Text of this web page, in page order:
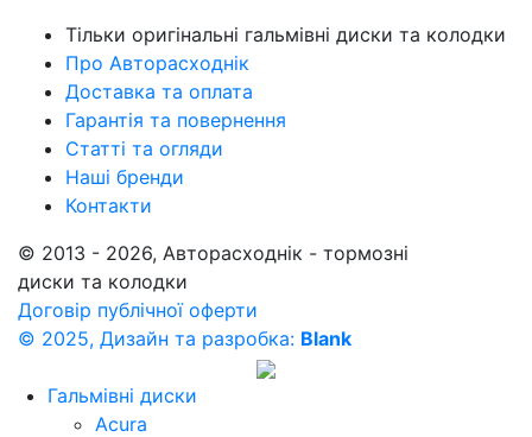
Тільки оригінальні гальмівні диски та колодки
Про Авторасходнік
Доставка та оплата
Гарантія та повернення
Статті та огляди
Наші бренди
Контакти
© 2013 - 2026, Авторасходнік - тормозні
диски та колодки
Договір публічної оферти
© 2025, Дизайн та разробка: Blank
Гальмівні диски
Acura